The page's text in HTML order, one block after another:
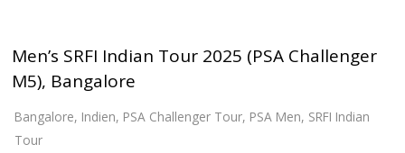
Men’s SRFI Indian Tour 2025 (PSA Challenger
M5), Bangalore
Bangalore, Indien, PSA Challenger Tour, PSA Men, SRFI Indian
Tour